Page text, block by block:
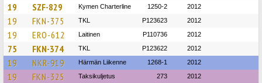
19 SZF-829 Kymen Charterline 1250-2 2012
19 FKN-375 TKL P123623 2012
19 ERO-612 Laitinen P110736 2012
75 FKN-374 TKL P123622 2012
19 NKR-919 Härmän Liikenne 1268-1 2012
19 FKN-325 Taksikuljetus 273 2012